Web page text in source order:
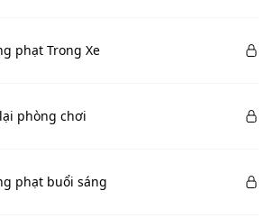
phạt Trong Xe
phòng chơi
phạt buổi sáng